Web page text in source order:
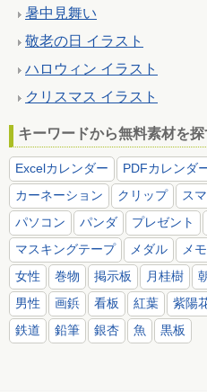
暑中見舞い
敬老の日 イラスト
ハロウィン イラスト
クリスマス イラスト
キーワードから無料素材を探
Excelカレンダー PDFカレンダ
カーネーション
クリップ ス
パソコン
パンダ プレゼント
マスキングテープ
メダル メ
女性
巻物 掲示板 月桂樹
男性
画鋲 看板 紅葉 紫陽
鉄道
鉛筆 銀杏 魚 黒板